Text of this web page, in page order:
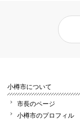
小樽市について
市長のページ
小樽市のプロフィル